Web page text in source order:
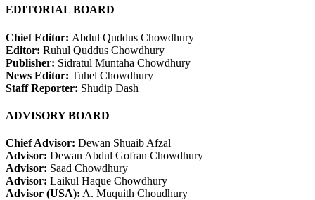
EDITORIAL BOARD
Chief Editor: Abdul Quddus Chowdhury
Editor: Ruhul Quddus Chowdhury
Publisher: Sidratul Muntaha Chowdhury
News Editor: Tuhel Chowdhury
Staff Reporter: Shudip Dash
ADVISORY BOARD
Chief Advisor: Dewan Shuaib Afzal
Advisor: Dewan Abdul Gofran Chowdhury
Advisor: Saad Chowdhury
Advisor: Laikul Haque Chowdhury
Advisor (USA): A. Muquith Choudhury